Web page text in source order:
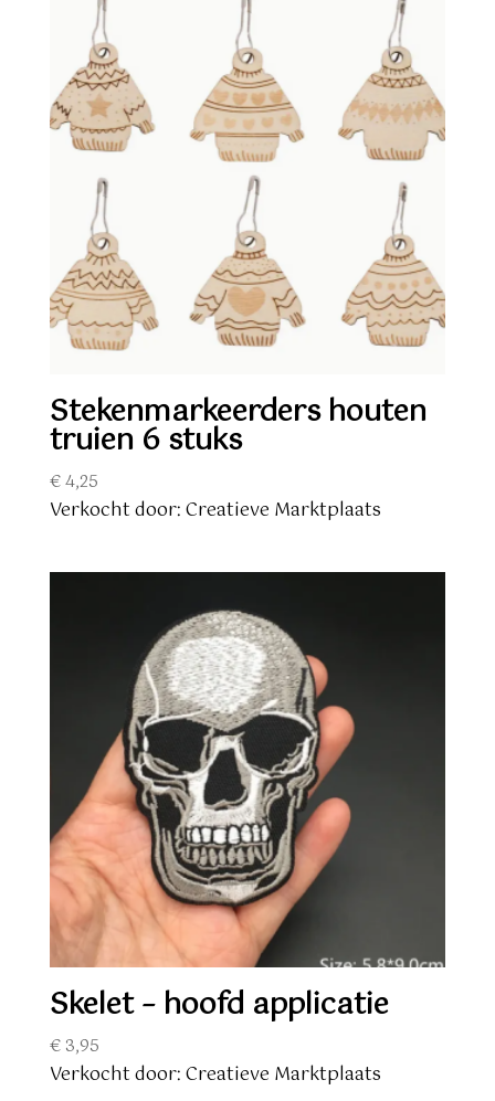
Stekenmarkeerders houten
truien 6 stuks
€4,25
Verkocht door: Creatieve Marktplaats
Skelet – hoofd applicatie
€3,95
Verkocht door: Creatieve Marktplaats